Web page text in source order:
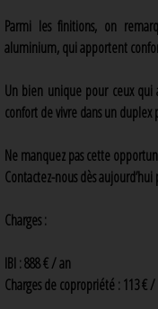
Parmi les finitions, on
aluminium, qui apportent
Un bien unique pour ceux qui
confort de vivre dans un duplex
Ne manquez pas cette
Contactez-nous dès
Charges :
IBI : 888 € / an
Charges de copropriété : 113 €